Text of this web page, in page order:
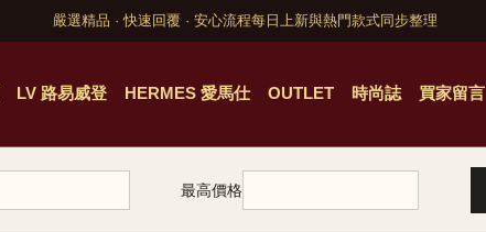
嚴選精品 · 快速回覆 · 安心流程每日上新與熱門款式同步整理
LV 路易威登 HERMES 愛馬仕 OUTLET 時尚誌 買家留言
最高價格